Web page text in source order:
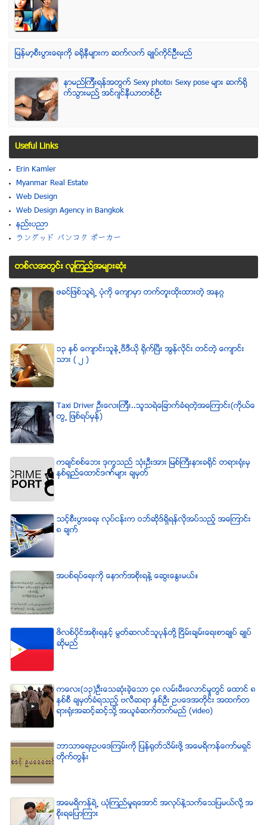
ျမန္မာ့စီးပြားေရးကို ခရိုနီမ်ားက ဆက္လက္ ခ်ဳပ္ကိုင္ဥိီးမည္
နာမည္ၾကီးရန္အတြက္ Sexy photo၊ Sexy pose မ်ား ဆက္ရို
က္သြားမည္႔ အင္ဂ်င္နီယာတစ္ဦး
Useful Links
Erin Kamler
Myanmar Real Estate
Web Design
Web Design Agency in Bangkok
နည္းပညာ
ラングッド バンコク ポーカー
တစ္လအတြင္း လူၾကည္႔အမ်ားဆံုး
ဖခင္ျဖစ္သူရဲ႕ ပံုကို ေက်ာမွာ တက္တူးထိုးထားတဲ့ အနဂၢ
၁၃ ႏွစ္ ေက်ာင္းသူနဲ႕ဗီဒီယို ရိုက္ျပီး အြန္လိုင္း တင္တဲ့ ေက်ာင္း
သား ( ၂ )
Taxi Driver ဦးေလးၾကီး..သူသရဲေျခာက္ခံရတဲ့အေၾကာင္း(ကိုယ္ေ
တြ႕ ျဖစ္ရပ္မွန္)
ကခ်င္စစ္ေဘး ဒုကၡသည္ သံုးဦးအား ျမစ္ႀကီးနားခရိုင္ တရားရံုးမွ
ႏွစ္ရွည္ေထာင္ဒဏ္မ်ား ခ်မွတ္
သင့္စီးပြားေရး လုပ္ငန္းက ဝဘ္ဆိုဒ္ရွိရန္လိုအပ္သည့္ အေၾကာင္း
၈ ခ်က္
အပစ္ရပ္ေရးကို ေနာက္အစိုးရနဲ႔ ေဆြးေႏြးမယ္။
ဖိလစ္ပိုင္အစိုးရႏွင့္ မြတ္ဆလင္သူပုန္တို႔ ၿငိမ္းခ်မ္းေရးစာခ်ဳပ္ ခ်ဳပ္
ဆိုမည္
ကေလး(၁၃)ဦးေသဆံုးခဲ့ေသာ ၄၈ လမ္းမီးေလာင္မႈတြင္ ေထာင္ ၈
ႏွစ္စီ ခ်မွတ္ခံရသည့္ ဗလီဆရာ ႏွစ္ဦး ဥပေဒအတိုင္း အထက္တ
ရားရံုးအဆင့္ဆင့္သို႔ အယူခံဆက္တက္မည္ (video)
ဘာသာေရးဥပေဒၾကမ္းကို ျပန္ရုတ္သိမ္းဖို႔ အေမရိကန္ေကာ္မရွင္
တိုက္တြန္း
အေမရိကန္ရဲ႕ ယံုၾကည္မႈရေအာင္ အလုပ္နဲ႔သက္ေသျပမယ္လုိ႔ အ
စုိးရေျပာၾကား